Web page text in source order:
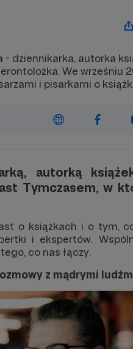
dziennikarka, autorka
We wrześniu
i pisarkami o
autorką
Tymczasem, w
o książkach i o tym,
i ekspertów.
co nas łączy.
z mądrymi